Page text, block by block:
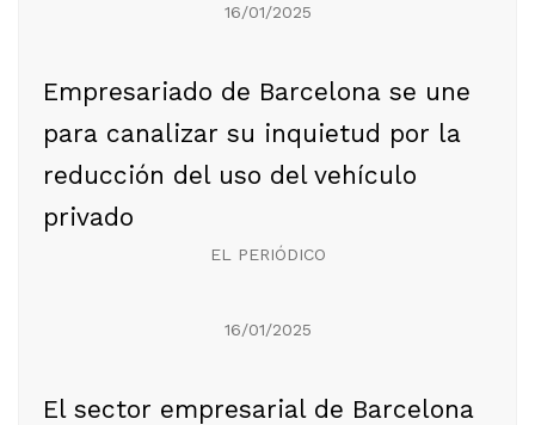
16/01/2025
Empresariado de Barcelona se une
para canalizar su inquietud por la
reducción del uso del vehículo
privado
EL PERIÓDICO
16/01/2025
El sector empresarial de Barcelona